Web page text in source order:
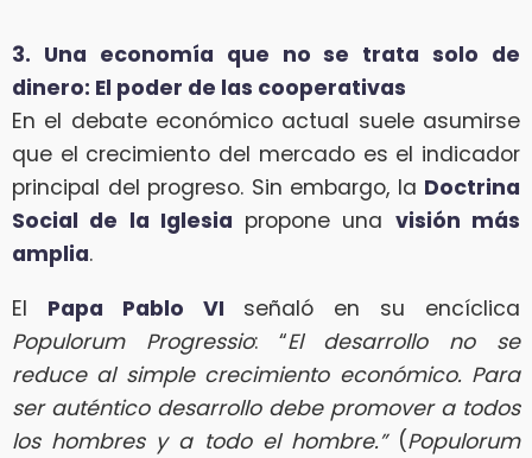
3. Una economía que no se trata solo de
dinero: El poder de las cooperativas
En el debate económico actual suele asumirse
que el crecimiento del mercado es el indicador
principal del progreso. Sin embargo, la Doctrina
Social de la Iglesia propone una visión más
amplia.
El Papa Pablo VI señaló en su encíclica
Populorum Progressio: “El desarrollo no se
reduce al simple crecimiento económico. Para
ser auténtico desarrollo debe promover a todos
los hombres y a todo el hombre.” (Populorum